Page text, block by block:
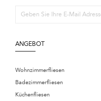
ANGEBOT
Wohnzimmerfliesen
Badezimmerfliesen
Küchenfliesen